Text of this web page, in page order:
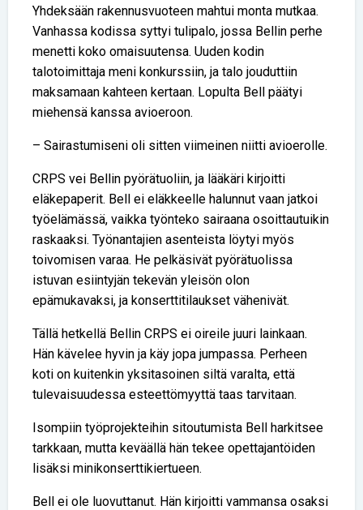
Yhdeksään rakennusvuoteen mahtui monta mutkaa.
Vanhassa kodissa syttyi tulipalo, jossa Bellin perhe
menetti koko omaisuutensa. Uuden kodin
talotoimittaja meni konkurssiin, ja talo jouduttiin
maksamaan kahteen kertaan. Lopulta Bell päätyi
miehensä kanssa avioeroon.
– Sairastumiseni oli sitten viimeinen niitti avioerolle.
CRPS vei Bellin pyörätuoliin, ja lääkäri kirjoitti
eläkepaperit. Bell ei eläkkeelle halunnut vaan jatkoi
työelämässä, vaikka työnteko sairaana osoittautuikin
raskaaksi. Työnantajien asenteista löytyi myös
toivomisen varaa. He pelkäsivät pyörätuolissa
istuvan esiintyjän tekevän yleisön olon
epämukavaksi, ja konserttitilaukset vähenivät.
Tällä hetkellä Bellin CRPS ei oireile juuri lainkaan.
Hän kävelee hyvin ja käy jopa jumpassa. Perheen
koti on kuitenkin yksitasoinen siltä varalta, että
tulevaisuudessa esteettömyyttä taas tarvitaan.
Isompiin työprojekteihin sitoutumista Bell harkitsee
tarkkaan, mutta keväällä hän tekee opettajantöiden
lisäksi minikonserttikiertueen.
Bell ei ole luovuttanut. Hän kirjoitti vammansa osaksi